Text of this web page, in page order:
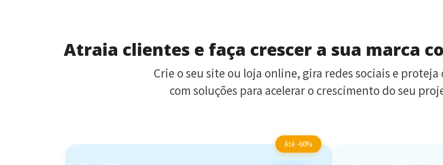
Atraia clientes e faça crescer a sua marca
Crie o seu site ou loja online, gira redes sociais e proteja
com soluções para acelerar o crescimento do seu
Até -60%